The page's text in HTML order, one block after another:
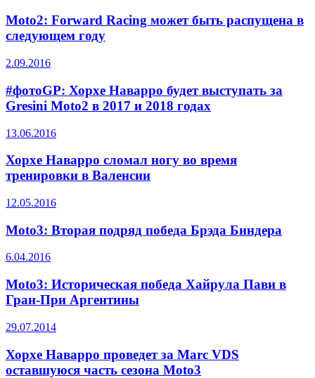
Moto2: Forward Racing может быть распущена в
следующем году
2.09.2016
#фотоGP: Хорхе Наварро будет выступать за
Gresini Moto2 в 2017 и 2018 годах
13.06.2016
Хорхе Наварро сломал ногу во время
тренировки в Валенсии
12.05.2016
Moto3: Вторая подряд победа Брэда Биндера
6.04.2016
Moto3: Историческая победа Хайрула Пави в
Гран-При Аргентины
29.07.2014
Хорхе Наварро проведет за Marc VDS
оставшуюся часть сезона Moto3